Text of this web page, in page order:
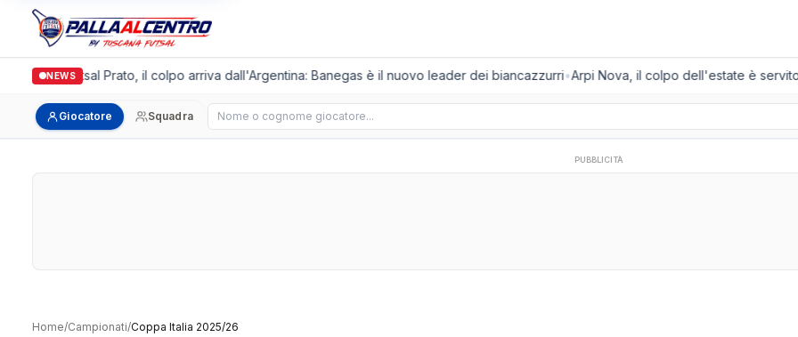
NEWS
Futsal Prato, il colpo arriva dall'Argentina: Banegas è il nuovo leader dei biancazzurri•Arpi Nova, il colpo dell'estate è
Giocatore Squadra Cerca giocatore
PUBBLICITÀ
Home/Campionati/Coppa Italia 2025/26